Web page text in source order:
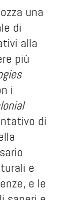
una
di
alla
più
i
di
e
e le